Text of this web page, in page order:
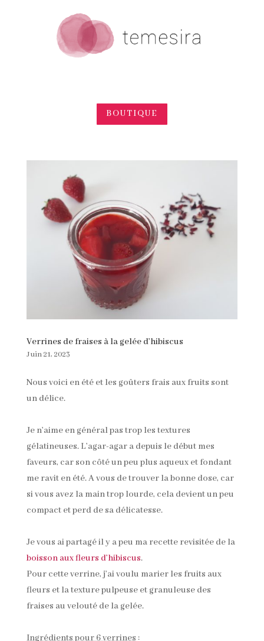
BOUTIQUE
Verrines de fraises à la gelée d’hibiscus
Juin 21, 2023
Nous voici en été et les goûters frais aux fruits sont
un délice.
Je n’aime en général pas trop les textures
gélatineuses. L’agar-agar a depuis le début mes
faveurs, car son côté un peu plus aqueux et fondant
me ravit en été. A vous de trouver la bonne dose, car
si vous avez la main trop lourde, cela devient un peu
compact et perd de sa délicatesse.
Je vous ai partagé il y a peu ma recette revisitée de la
boisson aux fleurs d’hibiscus.
Pour cette verrine, j’ai voulu marier les fruits aux
fleurs et la texture pulpeuse et granuleuse des
fraises au velouté de la gelée.
Ingrédients pour 6 verrines :